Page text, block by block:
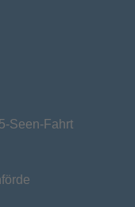
Seen-Fahrt